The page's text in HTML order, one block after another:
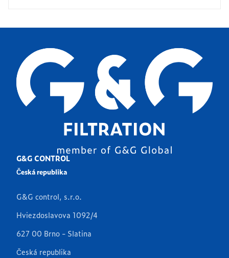
G&G CONTROL
Česká republika
G&G control, s.r.o.
Hviezdoslavova 1092/4
627 00 Brno - Slatina
Česká republika